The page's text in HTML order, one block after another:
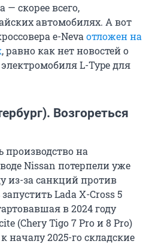
— скорее всего,
автомобилях. А вот
e-Neva отложен на
, равно как нет новостей о
L-Type для
Возгореться
на
Nissan потерпели уже
из-за санкций против
Lada X-Cross 5
в 2024 году
(Chery Tigo 7 Pro и 8 Pro)
началу 2025-го складские